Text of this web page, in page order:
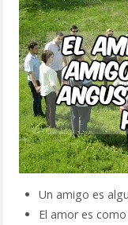
Un amigo es
El amor es